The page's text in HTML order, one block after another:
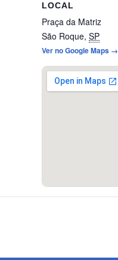
LOCAL
Praça da Matriz
São Roque, SP
Ver no Google Maps →